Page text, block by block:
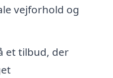
vejforhold og
et tilbud, der